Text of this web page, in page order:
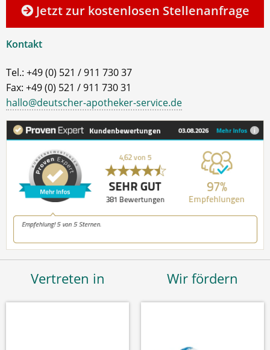
Jetzt zur kostenlosen Stellenanfrage
Kontakt
Tel.: +49 (0) 521 / 911 730 37
Fax: +49 (0) 521 / 911 730 31
hallo@deutscher-apotheker-service.de
Vertreten in Wir fördern